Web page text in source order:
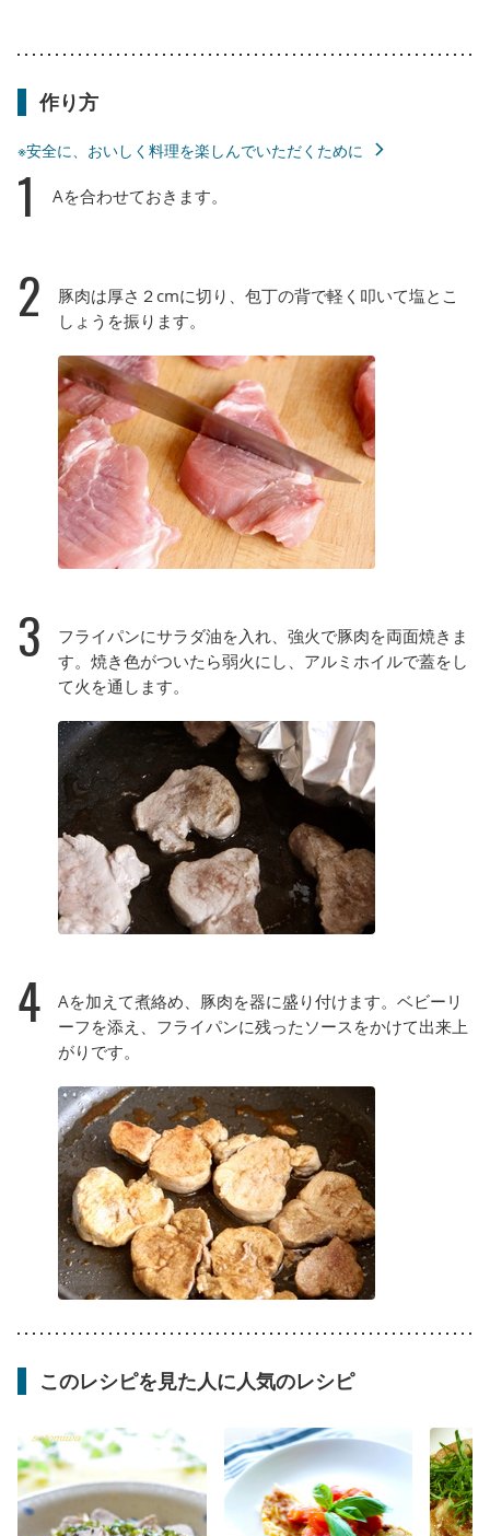
作り方
※安全に、おいしく料理を楽しんでいただくために
1 Aを合わせておきます。
2
豚肉は厚さ２cmに切り、包丁の背で軽く叩いて塩とこ
しょうを振ります。
3
フライパンにサラダ油を入れ、強火で豚肉を両面焼きま
す。焼き色がついたら弱火にし、アルミホイルで蓋をし
て火を通します。
4
Aを加えて煮絡め、豚肉を器に盛り付けます。ベビーリ
ーフを添え、フライパンに残ったソースをかけて出来上
がりです。
このレシピを見た人に人気のレシピ